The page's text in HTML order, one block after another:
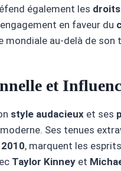
également les droits
en faveur du
mondiale au-delà de son
et
style audacieux et ses
moderne. Ses tenues
, marquent les
Taylor Kinney et